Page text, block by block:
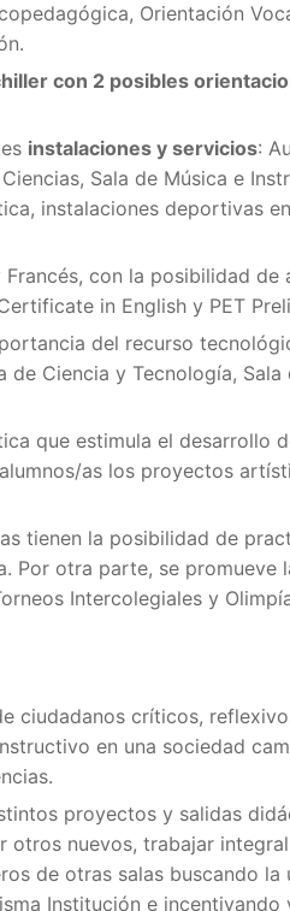
Orientación
con 2 posibles
instalaciones y servicios:
Sala de Música e
instalaciones deportivas
con la posibilidad de
in English y PET
del recurso
de Ciencia y Tecnología,
que estimula el desarrollo
as los proyectos
tienen la posibilidad de
Por otra parte, se promueve
Intercolegiales y
ciudadanos críticos,
en una sociedad
proyectos y salidas
nuevos, trabajar
de otras salas buscando la
Institución e